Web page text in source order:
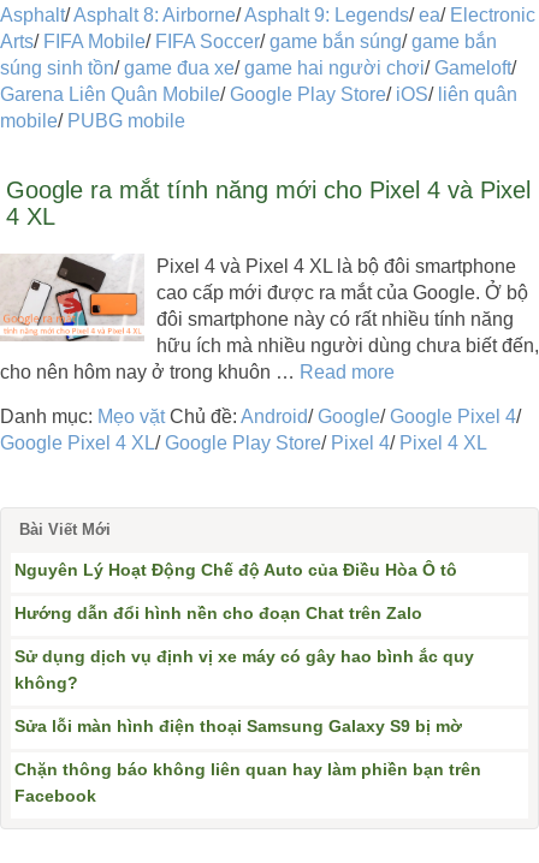
Asphalt/Asphalt 8: Airborne/Asphalt 9: Legends/ea/ Electronic
Arts/ FIFA Mobile/ FIFA Soccer/game bắn súng/game bắn
súng sinh tồn/game đua xe/game hai người chơi/Gameloft/
Garena Liên Quân Mobile/Google Play Store/ iOS/ liên quân
mobile/ PUBG mobile
Google ra mắt tính năng mới cho Pixel 4 và Pixel
4 XL
Pixel 4 và Pixel 4 XL là bộ đôi smartphone
cao cấp mới được ra mắt của Google. Ở bộ
đôi smartphone này có rất nhiều tính năng
hữu ích mà nhiều người dùng chưa biết đến,
cho nên hôm nay ở trong khuôn … Read more
Danh mục: Mẹo vặt Chủ đề: Android/Google/Google Pixel 4/
Google Pixel 4 XL/Google Play Store/ Pixel 4/ Pixel 4 XL
Bài Viết Mới
Nguyên Lý Hoạt Động Chế độ Auto của Điều Hòa Ô tô
Hướng dẫn đổi hình nền cho đoạn Chat trên Zalo
Sử dụng dịch vụ định vị xe máy có gây hao bình ắc quy
không?
Sửa lỗi màn hình điện thoại Samsung Galaxy S9 bị mờ
Chặn thông báo không liên quan hay làm phiền bạn trên
Facebook